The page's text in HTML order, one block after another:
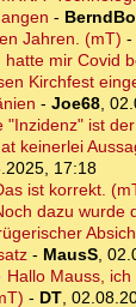
-
Jahren. (mT) -
hatte mir Covid
Kirchfest
- Joe68,
"Inzidenz" ist
keinerlei
17:18
ist korrekt.
dazu wurde
- MausS,
Hallo Mauss,
- DT,